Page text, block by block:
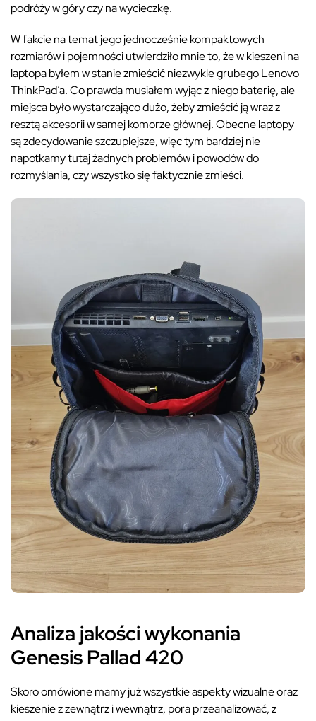
podróży w góry czy na wycieczkę.
W fakcie na temat jego jednocześnie kompaktowych
rozmiarów i pojemności utwierdziło mnie to, że w kieszeni na
laptopa byłem w stanie zmieścić niezwykle grubego Lenovo
ThinkPad’a. Co prawda musiałem wyjąc z niego baterię, ale
miejsca było wystarczająco dużo, żeby zmieścić ją wraz z
resztą akcesorii w samej komorze głównej. Obecne laptopy
są zdecydowanie szczuplejsze, więc tym bardziej nie
napotkamy tutaj żadnych problemów i powodów do
rozmyślania, czy wszystko się faktycznie zmieści.
Analiza jakości wykonania
Genesis Pallad 420
Skoro omówione mamy już wszystkie aspekty wizualne oraz
kieszenie z zewnątrz i wewnątrz, pora przeanalizować, z